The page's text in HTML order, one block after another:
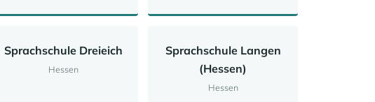
Sprachschule Dreieich
Hessen
Sprachschule Langen
(Hessen)
Hessen